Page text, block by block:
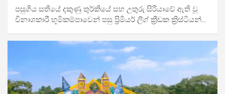
පසුගිය සතියේ දකුණු තුර්කියේ සහ උතුරු සිරියාවේ ඇති වූ
විනාශකාරී භූමිකම්පාවෙන් පසු ප්‍රිමියර් ලීග් ක්‍රීඩක ක්‍රිස්ටියන්…